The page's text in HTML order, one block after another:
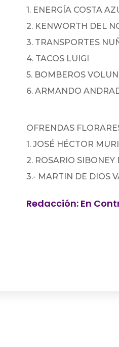
1. ENERGÍA COSTA
2. KENWORTH DEL
3. TRANSPORTES
4. TACOS LUIGI
5. BOMBEROS
6. ARMANDO
OFRENDAS
1. JOSÉ HÉCTOR
2. ROSARIO
3.- MARTIN DE DIOS
Redacción: En